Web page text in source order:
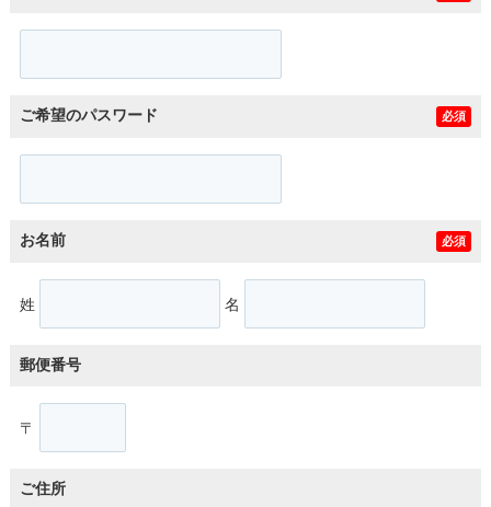
ご希望のパスワード 必須
お名前 必須
姓 名
郵便番号
〒
ご住所